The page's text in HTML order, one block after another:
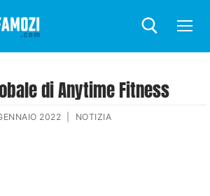
di Anytime Fitness
2022 NOTIZIA